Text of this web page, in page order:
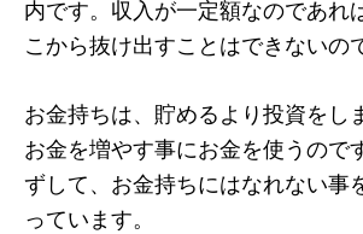
内です。収入が一定額なのであれ
こから抜け出すことはできないの
お金持ちは、貯めるより投資をし
お金を増やす事にお金を使うので
ずして、お金持ちにはなれない事
っています。